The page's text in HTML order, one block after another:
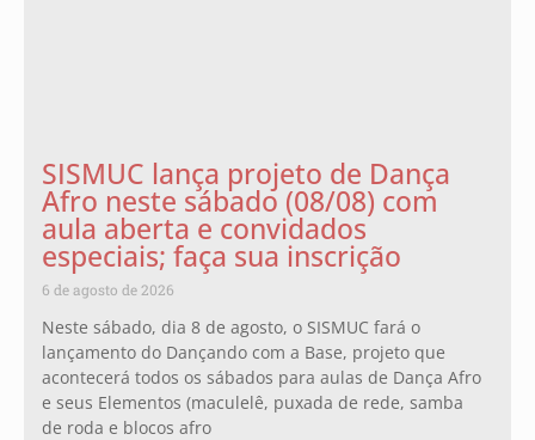
SISMUC lança projeto de Dança
Afro neste sábado (08/08) com
aula aberta e convidados
especiais; faça sua inscrição
6 de agosto de 2026
Neste sábado, dia 8 de agosto, o SISMUC fará o
lançamento do Dançando com a Base, projeto que
acontecerá todos os sábados para aulas de Dança Afro
e seus Elementos (maculelê, puxada de rede, samba
de roda e blocos afro